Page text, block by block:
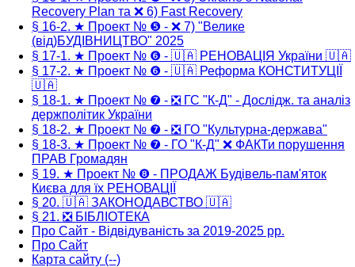
Recovery Plan та ❌ 6) Fast Recovery
§ 16-2. ★ Проект № ❺ - ❌ 7) "Велике
(від)БУДІВНИЦТВО" 2025
§ 17-1. ★ Проект № ❻ - 🇺🇦 РЕНОВАЦІЯ України 🇺🇦
§ 17-2. ★ Проект № ❻ - 🇺🇦 Реформа КОНСТИТУЦІЇ
🇺🇦
§ 18-1. ★ Проект № ❼ - ❎ ГС "К-Д" - Дослідж. та аналіз
держполітик України
§ 18-2. ★ Проект № ❼ - ❎ ГО "Культурна-держава"
§ 18-3. ★ Проект № ❼ - ГО "К-Д" ❌ ФАКТи порушення
ПРАВ Громадян
§ 19. ★ Проект № ❽ - ПРОДАЖ Будівель-пам'яток
Києва для їх РЕНОВАЦІЇ
§ 20. 🇺🇦 ЗАКОНОДАВСТВО 🇺🇦
§ 21. ❎ БІБЛІОТЕКА
Про Сайт - Відвідуваність за 2019-2025 рр.
Про Сайт
Карта сайту (--)